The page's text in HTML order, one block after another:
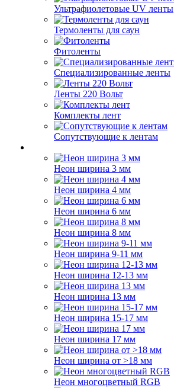
Ультрафиолетовые UV ленты
Термоленты для саун
Фитоленты
Специализированные ленты
Ленты 220 Вольт
Комплекты лент
Сопутствующие к лентам
Неон ширина 3 мм
Неон ширина 4 мм
Неон ширина 6 мм
Неон ширина 8 мм
Неон ширина 9-11 мм
Неон ширина 12-13 мм
Неон ширина 13 мм
Неон ширина 15-17 мм
Неон ширина 17 мм
Неон ширина от >18 мм
Неон многоцветный RGB